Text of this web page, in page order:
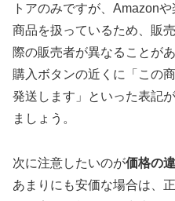
トアのみですが、Amazon
商品を扱っているため、販
際の販売者が異なることが
購入ボタンの近くに「この
発送します」といった表記
ましょう。
次に注意したいのが価格の
あまりにも安価な場合は、